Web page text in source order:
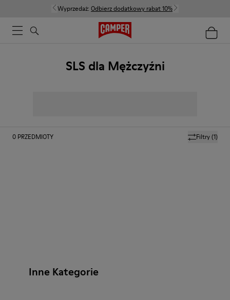
Wyprzedaż: Odbierz dodatkowy rabat 10%
SLS dla Mężczyźni
Filtry(1)
0 PRZEDMIOTY
Inne Kategorie